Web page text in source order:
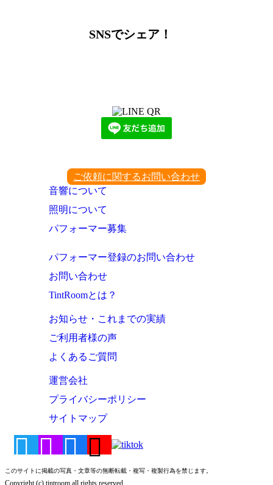
SNSでシェア！
ご依頼に関するお問い合わせ
音響について
照明について
パフォーマー募集
パフォーマー登録のお問い合わせ
お問い合わせ
TintRoomとは？
お知らせ・これまでの実績
ご利用者様の声
よくあるご質問
運営会社
プライバシーポリシー
サイトマップ
このサイトに掲載の写真・文章等の無断転載・複写・複製行為を禁じます。
Copyright (c) tintroom all rights reserved.